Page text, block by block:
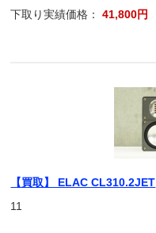
下取り実績価格：41,800円
【買取】 ELAC CL310.2JET
11